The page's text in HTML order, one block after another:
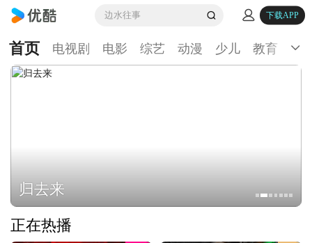
边水往事 下载APP
首页 电视剧 电影 综艺 动漫 少儿 教育 生
归去来
正在热播